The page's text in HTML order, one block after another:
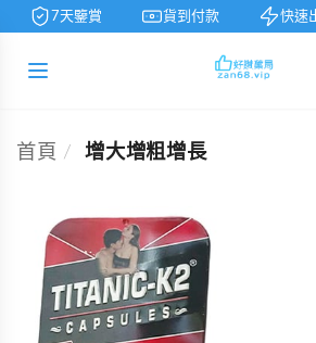
7天鑒賞 貨到付款 快速
首頁 / 增大增粗增長